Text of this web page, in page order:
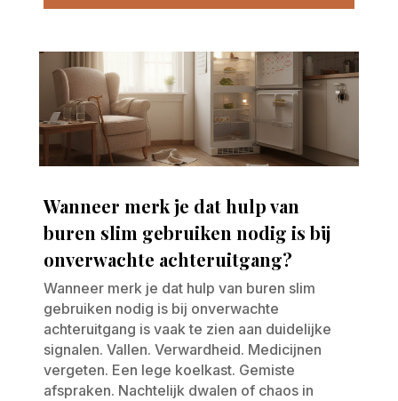
Wanneer merk je dat hulp van
buren slim gebruiken nodig is bij
onverwachte achteruitgang?
Wanneer merk je dat hulp van buren slim
gebruiken nodig is bij onverwachte
achteruitgang is vaak te zien aan duidelijke
signalen. Vallen. Verwardheid. Medicijnen
vergeten. Een lege koelkast. Gemiste
afspraken. Nachtelijk dwalen of chaos in